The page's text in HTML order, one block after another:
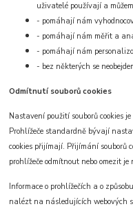
uživatelé používají a
- pomáhají nám
- pomáhají nám měřit a
- pomáhají nám
- bez některých se
Odmítnutí souborů cookies
Nastavení použití souborů cookies
Prohlížeče standardně bývají
cookies přijímají. Přijímání souborů
prohlížeče odmítnout nebo omezit
Informace o prohlížečích a o
nalézt na následujících webových